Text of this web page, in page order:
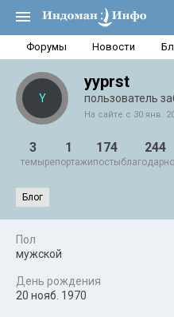
Форумы Новости
Y
yyprst
пользователь
На сайте с 30 янв.
3
темы
1
репортажи
174
посты
244
Блог
Пол
мужской
День рождения
20 нояб. 1970